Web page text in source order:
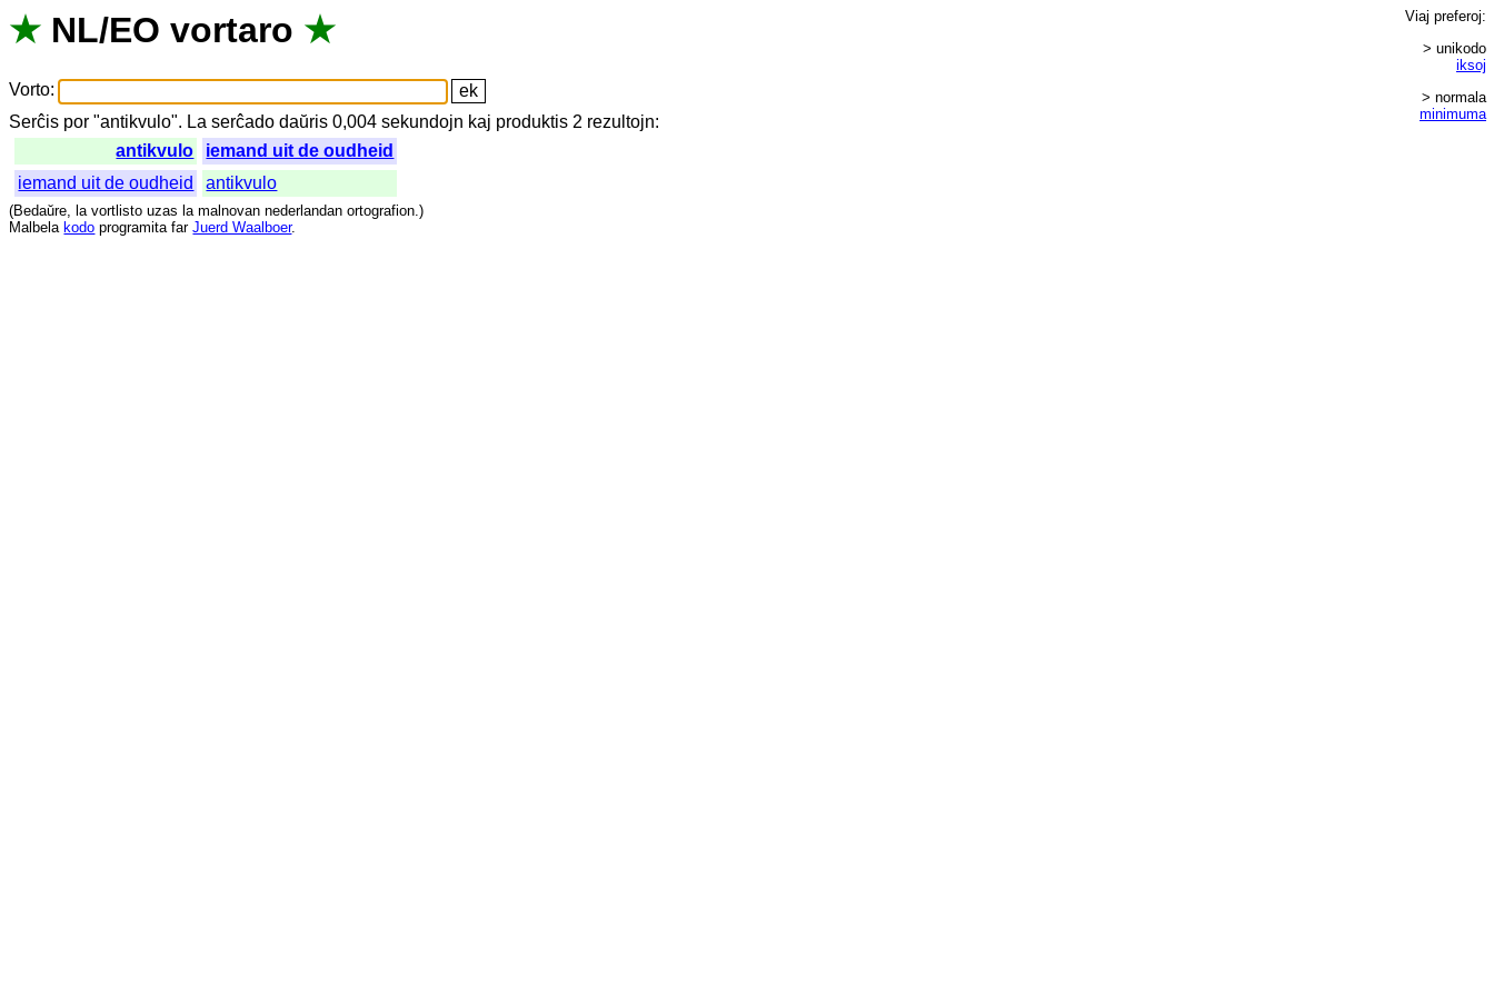
★ NL/EO vortaro ★
Vorto:
Serĉis por "antikvulo". La serĉado daŭris 0,004sekundojn kaj produktis 2 rezultojn:
antikvulo
iemand uit de oudheid
iemand uit de oudheid
antikvulo
Viaj preferoj:
> unikodo
iksoj
> normala
minimuma
(Bedaŭre, la vortlisto uzas la malnovan nederlandan ortografion.)
Malbela kodo programita far Juerd Waalboer.